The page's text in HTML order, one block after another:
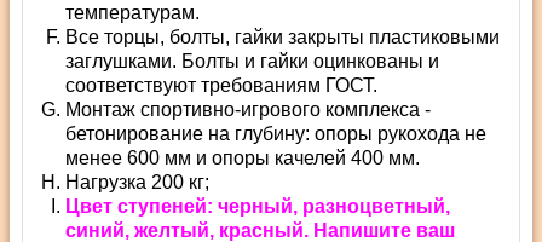
температурам.
Все торцы, болты, гайки закрыты пластиковыми
заглушками. Болты и гайки оцинкованы и
соответствуют требованиям ГОСТ.
Монтаж спортивно-игрового комплекса -
бетонирование на глубину: опоры рукохода не
менее 600 мм и опоры качелей 400 мм.
Нагрузка 200 кг;
Цвет ступеней: черный, разноцветный,
синий, желтый, красный. Напишите ваш